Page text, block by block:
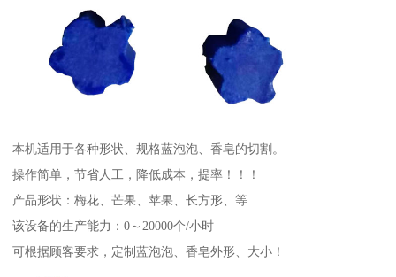
本机适用于各种形状、规格蓝泡泡、香皂的切割。
操作简单，节省人工，降低成本，提率！！！
产品形状：梅花、芒果、苹果、长方形、等
该设备的生产能力：0～20000个/小时
可根据顾客要求，定制蓝泡泡、香皂外形、大小！